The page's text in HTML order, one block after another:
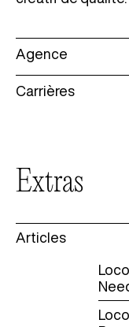
Agence
Carrières
Extras
Articles